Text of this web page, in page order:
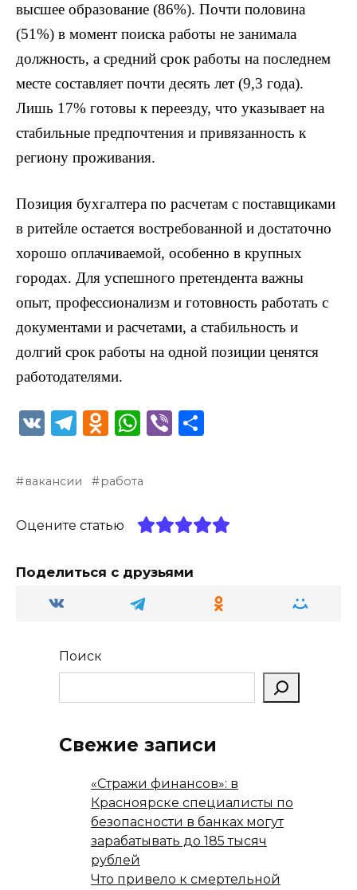
высшее образование (86%). Почти половина
(51%) в момент поиска работы не занимала
должность, а средний срок работы на последнем
месте составляет почти десять лет (9,3 года).
Лишь 17% готовы к переезду, что указывает на
стабильные предпочтения и привязанность к
региону проживания.
Позиция бухгалтера по расчетам с поставщиками
в ритейле остается востребованной и достаточно
хорошо оплачиваемой, особенно в крупных
городах. Для успешного претендента важны
опыт, профессионализм и готовность работать с
документами и расчетами, а стабильность и
долгий срок работы на одной позиции ценятся
работодателями.
V
T
e
ra
O
n
kl
ss
ni
W
a
A
p
Vi
а
т
вакансии работа
Оцените статью
Поделиться с друзьями
Поиск
Свежие записи
«Стражи финансов»: в
Красноярске специалисты по
безопасности в банках могут
зарабатывать до 185 тысяч
рублей
Что привело к смертельной